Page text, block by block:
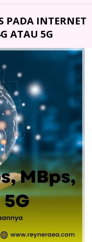
PADA INTERNET
ATAU 5G